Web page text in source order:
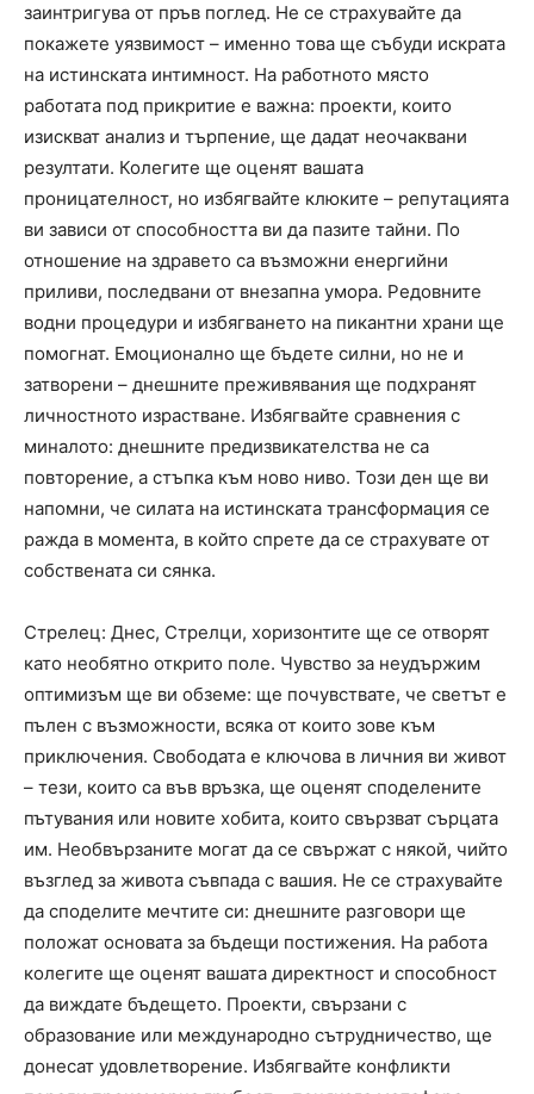
заинтригува от пръв поглед. Не се страхувайте да
покажете уязвимост – именно това ще събуди искрата
на истинската интимност. На работното място
работата под прикритие е важна: проекти, които
изискват анализ и търпение, ще дадат неочаквани
резултати. Колегите ще оценят вашата
проницателност, но избягвайте клюките – репутацията
ви зависи от способността ви да пазите тайни. По
отношение на здравето са възможни енергийни
приливи, последвани от внезапна умора. Редовните
водни процедури и избягването на пикантни храни ще
помогнат. Емоционално ще бъдете силни, но не и
затворени – днешните преживявания ще подхранят
личностното израстване. Избягвайте сравнения с
миналото: днешните предизвикателства не са
повторение, а стъпка към ново ниво. Този ден ще ви
напомни, че силата на истинската трансформация се
ражда в момента, в който спрете да се страхувате от
собствената си сянка.
Стрелец: Днес, Стрелци, хоризонтите ще се отворят
като необятно открито поле. Чувство за неудържим
оптимизъм ще ви обземе: ще почувствате, че светът е
пълен с възможности, всяка от които зове към
приключения. Свободата е ключова в личния ви живот
– тези, които са във връзка, ще оценят споделените
пътувания или новите хобита, които свързват сърцата
им. Необвързаните могат да се свържат с някой, чийто
възглед за живота съвпада с вашия. Не се страхувайте
да споделите мечтите си: днешните разговори ще
положат основата за бъдещи постижения. На работа
колегите ще оценят вашата директност и способност
да виждате бъдещето. Проекти, свързани с
образование или международно сътрудничество, ще
донесат удовлетворение. Избягвайте конфликти